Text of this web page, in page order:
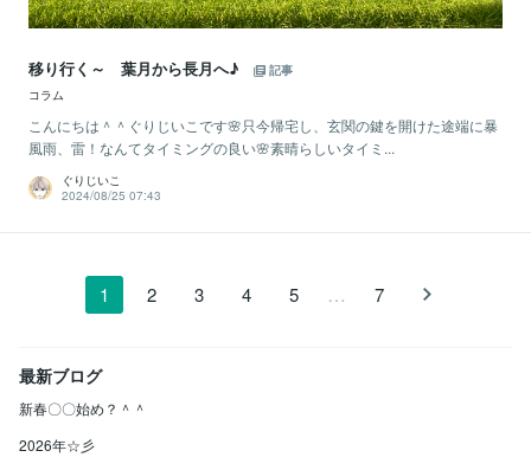
移り行く～ 葉月から長月へ♪
記事
コラム
こんにちは＾＾ぐりじいこです🌸只今帰宅し、玄関の鍵を開けた途端に暴
風雨、雷！なんてタイミングの良い🌸素晴らしいタイミ...
ぐりじいこ
2024/08/25 07:43
1 2 3 4 5 … 7
最新ブログ
新春〇〇始め？＾＾
2026年☆彡